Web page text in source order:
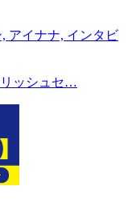
アイナナ, インタビ
リッシュセ…